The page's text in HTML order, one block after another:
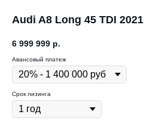
Audi A8 Long 45 TDI 2021
6 999 999 р.
Авансовый платеж
Срок лизинга